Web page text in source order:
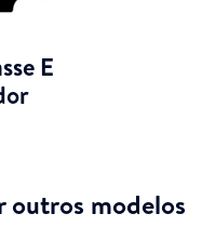
E
outros modelos